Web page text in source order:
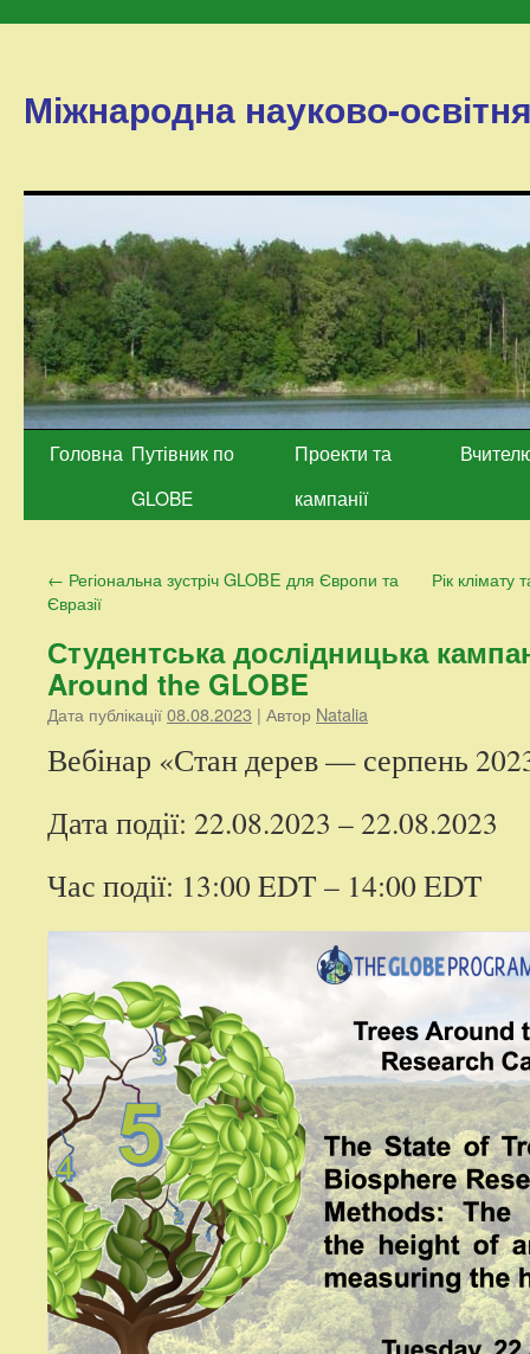
Міжнародна науково-
Перейти
Головна Путівник по
GLOBE
Проекти та
кампанії
← Регіональна зустріч GLOBE для Європи та
Євразії
Рік клімату
Студентська дослідницька
Around the GLOBE
Дата публікації08.08.2023 | Автор Natalia
Вебінар «Стан дерев — серпень
Дата події: 22.08.2023 – 22.08.2023
Час події: 13:00 EDT – 14:00 EDT